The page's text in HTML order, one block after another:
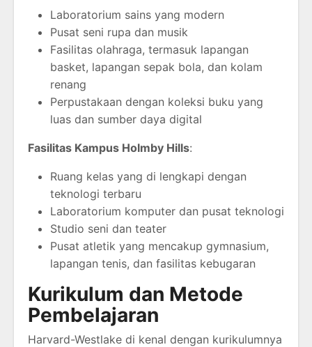
Laboratorium sains yang modern
Pusat seni rupa dan musik
Fasilitas olahraga, termasuk lapangan
basket, lapangan sepak bola, dan kolam
renang
Perpustakaan dengan koleksi buku yang
luas dan sumber daya digital
Fasilitas Kampus Holmby Hills:
Ruang kelas yang di lengkapi dengan
teknologi terbaru
Laboratorium komputer dan pusat teknologi
Studio seni dan teater
Pusat atletik yang mencakup gymnasium,
lapangan tenis, dan fasilitas kebugaran
Kurikulum dan Metode
Pembelajaran
Harvard-Westlake di kenal dengan kurikulumnya